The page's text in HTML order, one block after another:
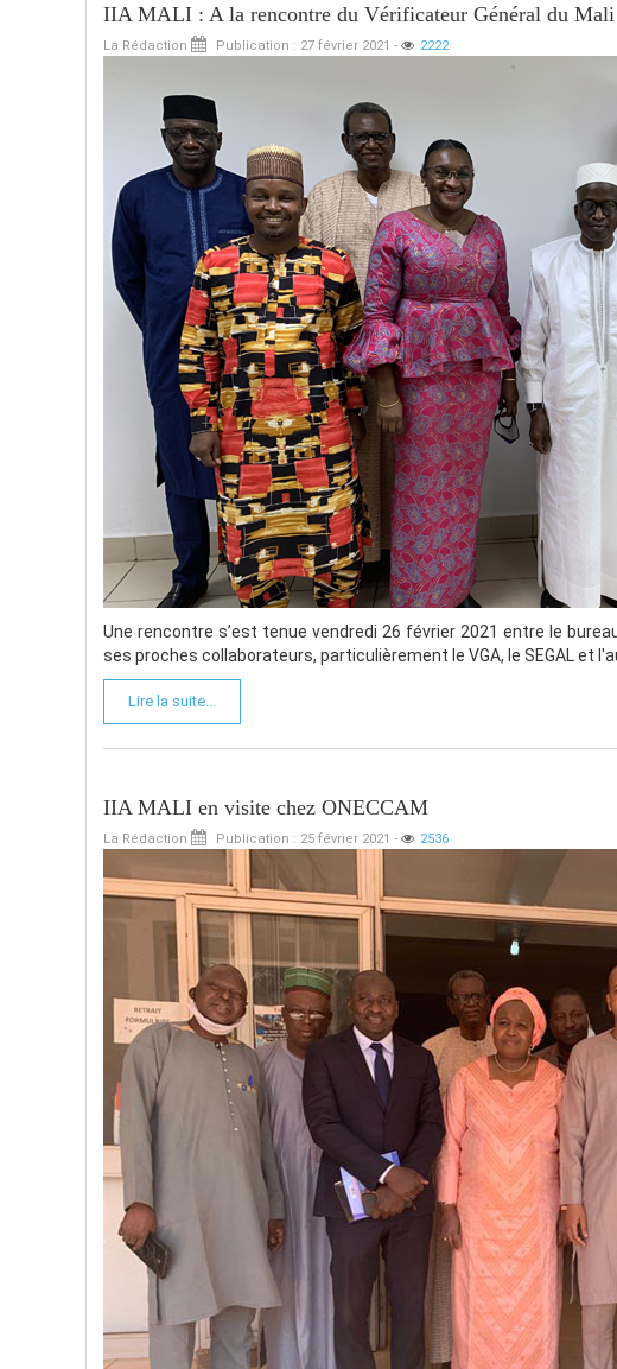
IIA MALI : A la rencontre du Vérificateur Général du Mali
La Rédaction Publication : 27 février 2021 - 2222
Une rencontre s’est tenue vendredi 26 février 2021 entre le
ses proches collaborateurs, particulièrement le VGA, le SEGAL et
Lire la suite...
IIA MALI en visite chez ONECCAM
La Rédaction Publication : 25 février 2021 - 2536